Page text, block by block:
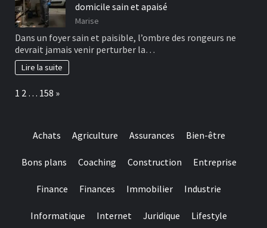
domicile sain et apaisé
Marise
Dans un foyer sain et paisible, l’ombre des rongeurs ne
devrait jamais venir perturber la…
Lire la suite
Page:
1 2 … 158 Next
»
Achats Agriculture Assurances Bien-être
Bons plans Coaching Construction Entreprise
Finance Finances Immobilier Industrie
Informatique Internet Juridique Lifestyle